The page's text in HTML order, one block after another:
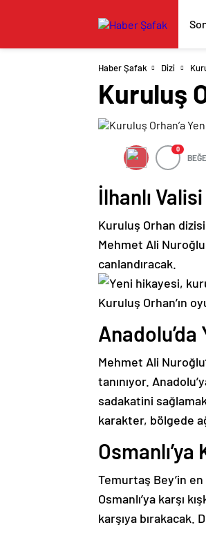
Haber Şafak Dizi
Kuruluş
0
İlhanlı
Kuruluş Orhan
Mehmet Ali
canlandıracak.
Mehmet Ali
tanınıyor.
sadakatini
karakter, bölgede
Temurtaş Bey’in
Osmanlı’ya karşı
karşıya